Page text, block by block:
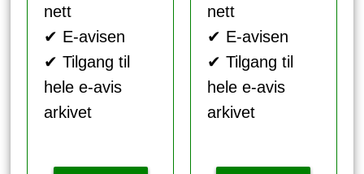
nett
✔ E-avisen
✔ Tilgang til
hele e-avis
arkivet
nett
✔ E-avisen
✔ Tilgang til
hele e-avis
arkivet